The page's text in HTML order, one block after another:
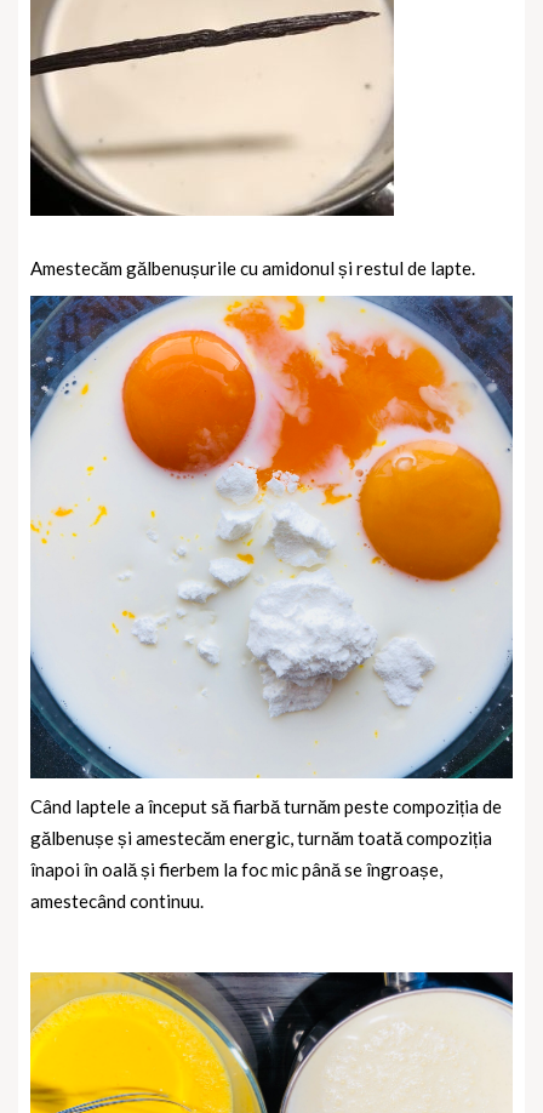
Amestecăm gălbenușurile cu amidonul și restul de lapte.
Când laptele a început să fiarbă turnăm peste compoziția de
gălbenușe și amestecăm energic, turnăm toată compoziția
înapoi în oală și fierbem la foc mic până se îngroașe,
amestecând continuu.